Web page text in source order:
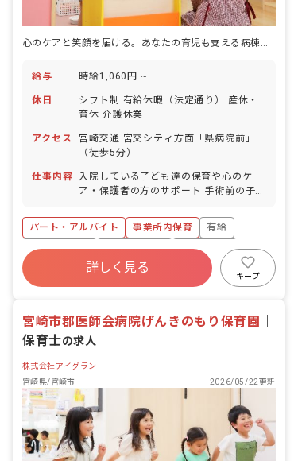
給与 時給1,060円 ~
休日
シフト制 有給休暇（法定通り） 産休・
育休 介護休業
アクセス
宮崎交通 宮交シティ方面「県病院前」
（徒歩5分）
仕事内容
入院している子ども達の保育や心のケ
ア・保護者の方のサポート 手術前の子ど
行います。夕涼み会・クリスマス会・節
分等の季節に応じた行事も行っていま
す。
パート・アルバイト 事業所内保育
有給
福利厚生充実
産休育休制度
未経験歓迎
WEB面接OK
詳しく見る
キープ
宮崎市郡医師会病院げんきのもり保育園
保育士の求人
株式会社アイグラン
宮崎県/宮崎市
2026/05/22更新